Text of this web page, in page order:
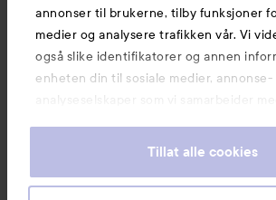
annonser til brukerne, tilby funksjoner
medier og analysere trafikken vår. Vi
også slike identifikatorer og annen
enheten din til sosiale medier, annonse-
analyseselskaper som vi samarbeider
informasjon som du har oppgitt eller
våre cookies ved å fortsette å bruke
Tillat alle cookies